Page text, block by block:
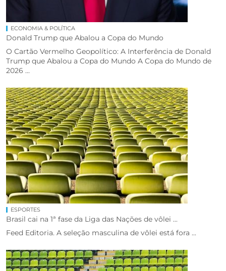
ECONOMIA & POLÍTICA
Donald Trump que Abalou a Copa do Mundo
O Cartão Vermelho Geopolítico: A Interferência de Donald
Trump que Abalou a Copa do Mundo A Copa do Mundo de
2026 ...
ESPORTES
Brasil cai na 1ª fase da Liga das Nações de vôlei ...
Feed Editoria. A seleção masculina de vôlei está fora ...